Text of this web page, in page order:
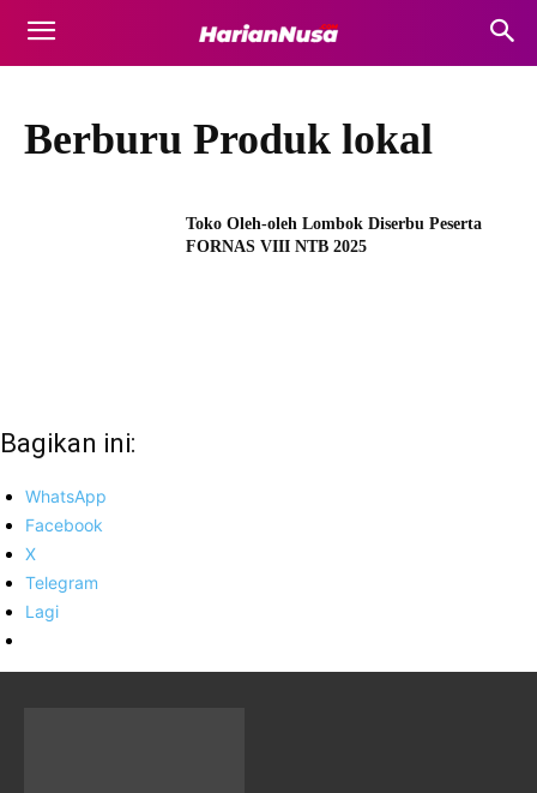
Berburu Produk lokal
Toko Oleh-oleh Lombok Diserbu Peserta
FORNAS VIII NTB 2025
Bagikan ini:
WhatsApp
Facebook
X
Telegram
Lagi